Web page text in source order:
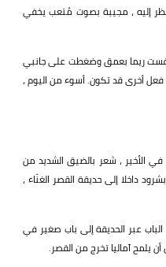
إليه ، مجيبة بصوت مُتعب يخفي
ريما بعمق وضغطت على جانبي
أخرى قد تكون. أسوء من اليوم ،
الأخير ، شعر بالضيق الشديد من
داخلا إلى حديقة القصر الغنّاء ،
عبر الحديقة إلى باب صغير في
يلمح آماليا تخرج من القصر.